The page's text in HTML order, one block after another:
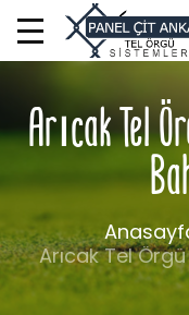
Arıcak Tel
Arıcak Tel